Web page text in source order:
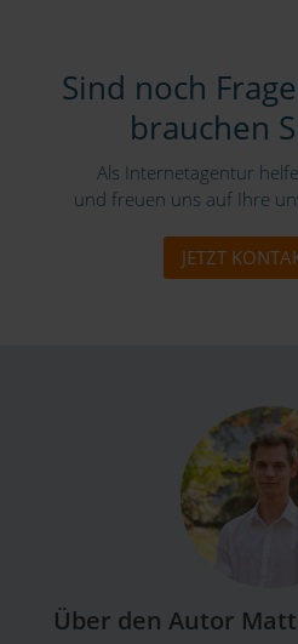
Sind noch
brauchen
Als Internetagentur
und freuen uns auf Ihre
JETZT
Über den Autor